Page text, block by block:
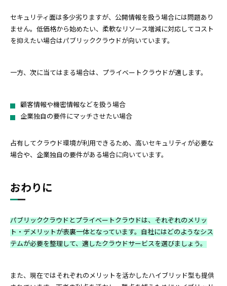
セキュリティ面は多少劣りますが、公開情報を扱う場合には問題あり
ません。低価格から始めたい、柔軟なリソース増減に対応してコスト
を抑えたい場合はパブリッククラウドが向いています。
一方、次に当てはまる場合は、プライベートクラウドが適します。
顧客情報や機密情報などを扱う場合
企業独自の要件にマッチさせたい場合
占有してクラウド環境が利用できるため、高いセキュリティが必要な
場合や、企業独自の要件がある場合に向いています。
おわりに
パブリッククラウドとプライベートクラウドは、それぞれのメリッ
ト・デメリットが表裏一体となっています。自社にはどのようなシス
テムが必要を整理して、適したクラウドサービスを選びましょう。
また、現在ではそれぞれのメリットを活かしたハイブリッド型も提供